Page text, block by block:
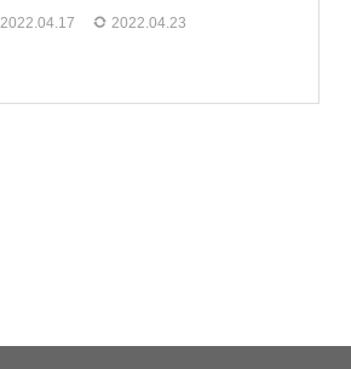
2022.04.17 2022.04.23